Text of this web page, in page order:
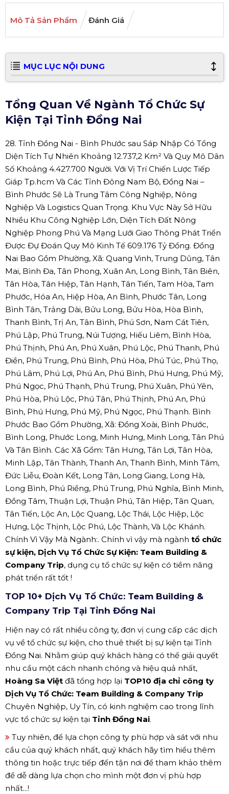
Mô Tả Sản Phẩm Đánh Giá
MỤC LỤC NỘI DUNG
Tổng Quan Về Ngành Tổ Chức Sự
Kiện Tại Tỉnh Đồng Nai
28. Tỉnh Đồng Nai - Bình Phước sau Sáp Nhập Có Tổng
Diện Tích Tự Nhiên Khoảng 12.737,2 Km² Và Quy Mô Dân
Số Khoảng 4.427.700 Người. Với Vị Trí Chiến Lược Tiếp
Giáp Tp.hcm Và Các Tỉnh Đông Nam Bộ, Đồng Nai –
Bình Phước Sẽ Là Trung Tâm Công Nghiệp, Nông
Nghiệp Và Logistics Quan Trọng. Khu Vực Này Sở Hữu
Nhiều Khu Công Nghiệp Lớn, Diện Tích Đất Nông
Nghiệp Phong Phú Và Mạng Lưới Giao Thông Phát Triển
Được Đự Đoán Quy Mô Kinh Tế 609.176 Tỷ Đồng. Đồng
Nai Bao Gồm Phường, Xã: Quang Vinh, Trung Dũng, Tân
Mai, Bình Đa, Tân Phong, Xuân An, Long Bình, Tân Biên,
Tân Hòa, Tân Hiệp, Tân Hạnh, Tân Tiến, Tam Hòa, Tam
Phước, Hóa An, Hiệp Hòa, An Bình, Phước Tân, Long
Bình Tân, Trảng Dài, Bửu Long, Bửu Hòa, Hòa Bình,
Thanh Bình, Trị An, Tân Bình, Phú Sơn, Nam Cát Tiên,
Phú Lập, Phú Trung, Núi Tượng, Hiếu Liêm, Bình Hòa,
Phú Thịnh, Phú An, Phú Xuân, Phú Lộc, Phú Thanh, Phú
Điền, Phú Trung, Phú Bình, Phú Hòa, Phú Túc, Phú Thọ,
Phú Lâm, Phú Lợi, Phú An, Phú Bình, Phú Hưng, Phú Mỹ,
Phú Ngọc, Phú Thạnh, Phú Trung, Phú Xuân, Phú Yên,
Phú Hòa, Phú Lộc, Phú Tân, Phú Thịnh, Phú An, Phú
Bình, Phú Hưng, Phú Mỹ, Phú Ngọc, Phú Thạnh. Bình
Phước Bao Gồm Phường, Xã: Đồng Xoài, Bình Phước,
Bình Long, Phước Long, Minh Hưng, Minh Long, Tân Phú
Và Tân Bình. Các Xã Gồm: Tân Hưng, Tân Lợi, Tân Hòa,
Minh Lập, Tân Thành, Thanh An, Thanh Bình, Minh Tâm,
Đức Liễu, Đoàn Kết, Long Tân, Long Giang, Long Hà,
Long Bình, Phú Riềng, Phú Trung, Phú Nghĩa, Bình Minh,
Đồng Tâm, Thuận Lợi, Thuận Phú, Tân Hiệp, Tân Quan,
Tân Tiến, Lộc An, Lộc Quang, Lộc Thái, Lộc Hiệp, Lộc
Hưng, Lộc Thịnh, Lộc Phú, Lộc Thành, Và Lộc Khánh.
Chính Vì Vậy Mà Ngành:. Chính vì vậy mà ngành tổ chức
sự kiện, Dịch Vụ Tổ Chức Sự Kiện: Team Building &
Company Trip, dụng cụ tổ chức sự kiện có tiềm năng
phát triển rất tốt !
TOP 10+ Dịch Vụ Tổ Chức: Team Building &
Company Trip Tại Tỉnh Đồng Nai
Hiện nay có rất nhiều công ty, đơn vị cung cấp các dịch
vụ về tổ chức sự kiện, cho thuê thiết bị sự kiện tại Tỉnh
Đồng Nai. Nhằm giúp quý khách hàng có thể giải quyết
nhu cầu một cách nhanh chóng và hiệu quả nhất,
Hoàng Sa Việt đã tổng hợp lại TOP10 địa chỉ công ty
Dịch Vụ Tổ Chức: Team Building & Company Trip
Chuyên Nghiệp, Uy Tín, có kinh nghiệm cao trong lĩnh
vực tổ chức sự kiện tại Tỉnh Đồng Nai.
Tuy nhiên, để lựa chọn công ty phù hợp và sát với nhu
cầu của quý khách nhất, quý khách hãy tìm hiểu thêm
thông tin hoặc trực tiếp đến tận nơi để tham khảo thêm
để dễ dàng lựa chọn cho mình một đơn vị phù hợp
nhất...!